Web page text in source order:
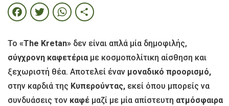
Facebook
Twitter
WhatsApp
Share
Το «The Kretan» δεν είναι απλά μία δημοφιλής,
σύγχρονη καφετέριαμε κοσμοπολίτικη αίσθηση και
ξεχωριστή θέα. Αποτελεί έναν μοναδικό προορισμό,
στην καρδιά της Κυπερούντας, εκεί όπου μπορείς να
συνδυάσεις τον καφέ μαζί με μία απίστευτη ατμόσφαιρα